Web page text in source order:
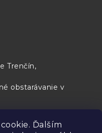
Ďalším
Trenčín,
obstarávanie v